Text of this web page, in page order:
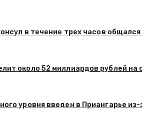
в течение трех часов
около 52 миллиардов рублей
уровня введен в Приангарье